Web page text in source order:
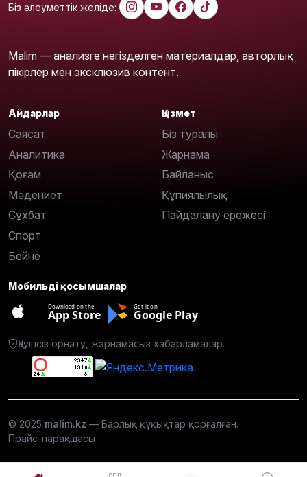
Біз әлеуметтік желіде:
Malim — анализге негізделген материалдар, авторлық
пікірлер мен эксклюзив контент.
Айдарлар
Саясат
Аналитика
Қоғам
Мәдениет
Сұхбат
Спорт
Бейне
Қызмет
Біз туралы
Жарнама
Байланыс
Құпиялылық
Пайдалану ережесі
Мобильді қосымшалар
Download on the
App Store
Get it on
Google Play
Қауіпсіз орнату, жарнамасыз хабарламалар.
© 2025 malim.kz — Барлық құқықтар қорғалған.
Прайс-парақшасы